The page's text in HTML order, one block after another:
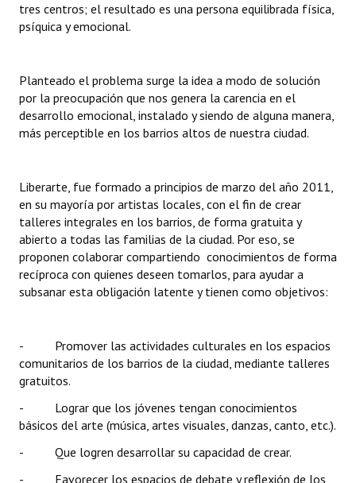
Mujeres que Dejaron Huellas - Registro
Ciudadano Ilustre - Registro
Banca del Vecino - Registro
Huéspedes de Honor - Registro
Reconocimientos - Registro
Bariloche, Municipio intercultural
Entrega de distinciones
tres centros; el resultado es una persona equilibrada física,
psíquica y emocional.
Planteado el problema surge la idea a modo de solución
por la preocupación que nos genera la carencia en el
desarrollo emocional, instalado y siendo de alguna manera,
más perceptible en los barrios altos de nuestra ciudad.
Liberarte, fue formado a principios de marzo del año 2011,
en su mayoría por artistas locales, con el fin de crear
talleres integrales en los barrios, de forma gratuita y
abierto a todas las familias de la ciudad. Por eso, se
proponen colaborar compartiendo conocimientos de forma
recíproca con quienes deseen tomarlos, para ayudar a
subsanar esta obligación latente y tienen como objetivos:
- Promover las actividades culturales en los espacios
comunitarios de los barrios de la ciudad, mediante talleres
gratuitos.
- Lograr que los jóvenes tengan conocimientos
básicos del arte (música, artes visuales, danzas, canto, etc.).
- Que logren desarrollar su capacidad de crear.
- Favorecer los espacios de debate y reflexión de los